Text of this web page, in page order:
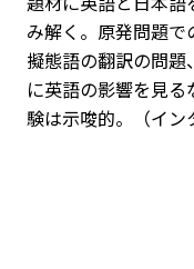
み解く。原発問題
擬態語の翻訳の問
に英語の影響を見
験は示唆的。（イン